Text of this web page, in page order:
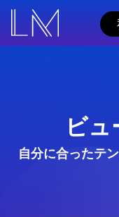
ビ
自分に合ったテ